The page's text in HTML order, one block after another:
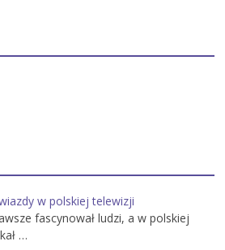
w polskiej telewizji
fascynował ludzi, a w polskiej
…